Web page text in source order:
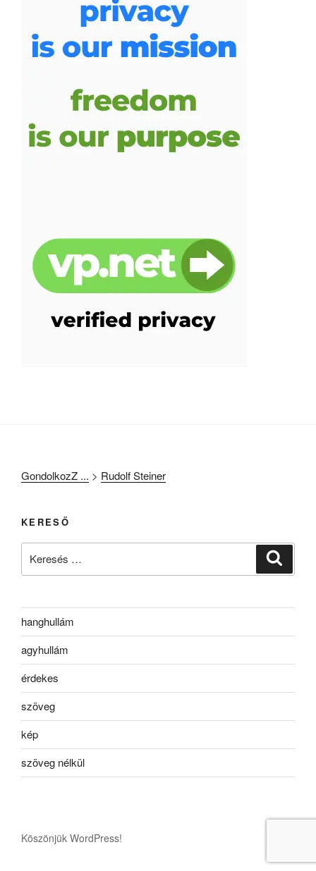
GondolkozZ ... > Rudolf Steiner
KERESŐ
hanghullám
agyhullám
érdekes
szöveg
kép
szöveg nélkül
Köszönjük WordPress!